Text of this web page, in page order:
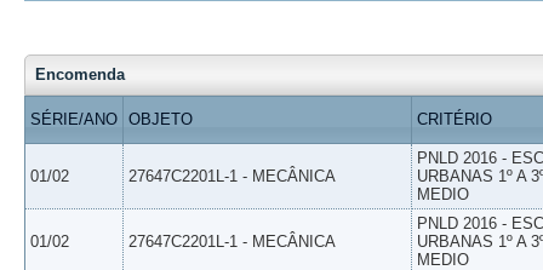
Encomenda
SÉRIE/ANO OBJETO CRITÉRIO
01/02 27647C2201L-1 - MECÂNICA
PNLD 2016 -
URBANAS 1º A
MEDIO
01/02 27647C2201L-1 - MECÂNICA
PNLD 2016 -
URBANAS 1º A
MEDIO